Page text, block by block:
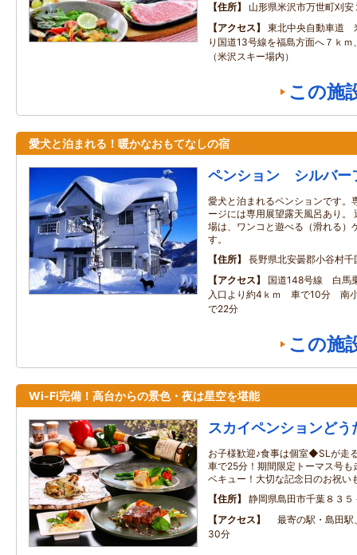
住所
山形県米沢市万世町刈安
アクセス
東北中央自動車道
り国道13号線を福島方面へ７ｋｍ
（米沢スキー場内）
この施
愛犬と泊まれる！暖かなおもてなしの宿
ペンション シルバー
愛犬と泊まれるペンションです。
ージには専用展望露天風呂あり。
場は、ワンコと遊べる（滑れる）
す。
住所
長野県北安曇郡小谷村
アクセス
国道148号線 白馬
入口より約4ｋｍ 車で10分 南
で22分
この施
Wi-Fi完備！高台からの景色・夜は星空を堪能
スカイペンションどう
お子様歓迎♪食事は個室◆SLが走
車で25分！期間限定トーマス号
ベキュー！大切な記念日のお祝い
住所
静岡県島田市千葉８３５
アクセス
最寄の駅・島田
30分